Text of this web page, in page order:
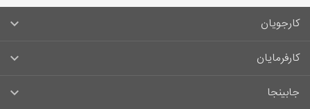
کارجویان
سوالات متداول کارجویان
کارفرمایان
راهنمای ثبت آگهی استخدام
جابینجا